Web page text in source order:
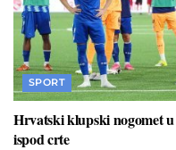
SPORT
Hrvatski klupski nogomet
ispod crte